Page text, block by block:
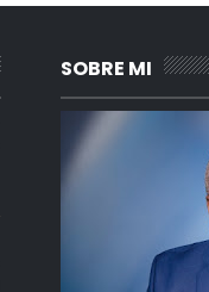
SOBRE MI